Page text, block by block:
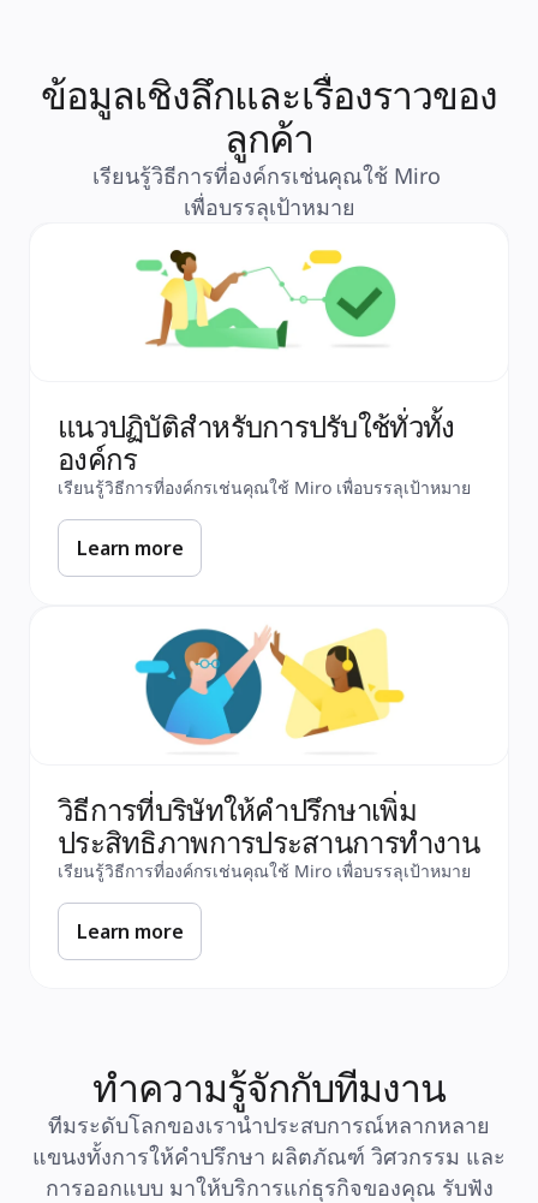
ข้อมูลเชิงลึกและเรื่องราวของ
ลูกค้า
เรียนรู้วิธีการที่องค์กรเช่นคุณใช้ Miro
เพื่อบรรลุเป้าหมาย
แนวปฏิบัติสำหรับการปรับใช้ทั่วทั้ง
องค์กร
เรียนรู้วิธีการที่องค์กรเช่นคุณใช้ Miro เพื่อบรรลุเป้าหมาย
Learn more
วิธีการที่บริษัทให้คำปรึกษาเพิ่ม
ประสิทธิภาพการประสานการทำงาน
เรียนรู้วิธีการที่องค์กรเช่นคุณใช้ Miro เพื่อบรรลุเป้าหมาย
Learn more
ทำความรู้จักกับทีมงาน
ทีมระดับโลกของเรานำประสบการณ์หลากหลาย
แขนงทั้งการให้คำปรึกษา ผลิตภัณฑ์ วิศวกรรม และ
การออกแบบ มาให้บริการแก่ธุรกิจของคุณ รับฟัง